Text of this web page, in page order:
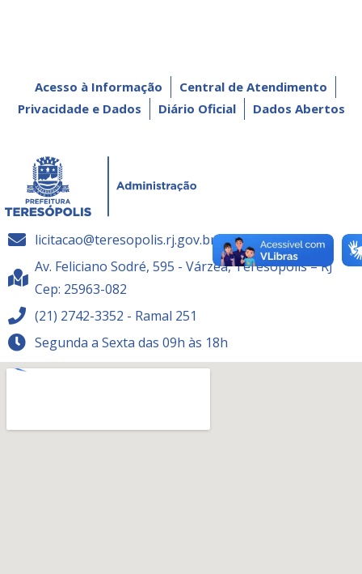
Acesso à Informação
Central de Atendimento
Privacidade e Dados
Diário Oficial Dados Abertos
licitacao@teresopolis.rj.gov.br
Av. Feliciano Sodré, 595 - Várzea, Teresópolis – RJ
Cep: 25963-082
(21) 2742-3352 - Ramal 251
Segunda a Sexta das 09h às 18h